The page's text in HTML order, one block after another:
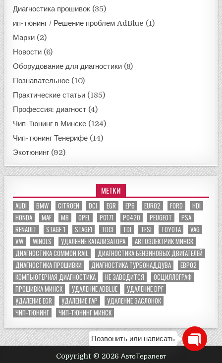
Диагностика прошивок (35)
ип-тюнинг / Решение проблем AdBlue (1)
Марки (2)
Новости (6)
Оборудование для диагностики (8)
Познавательное (10)
Практические статьи (185)
Профессия: диагност (4)
Чип-Тюнинг в Минске (124)
Чип-тюнинг Тенерифе (14)
Экотюнинг (92)
МЕТКИ
AUDI BMW CITROEN DCI EGR EP6 EURO2 FORD
HDI
HONDA
MAF MB OPEL P0171 P0420 PEUGEOT
PSA
RENAULT
STAGE-1 STAGE1 TDCI TDI TFSI TOYOTA
VAG
VW
WINOLS УДАЛЕНИЕ КАТАЛИЗАТОРА
АВТОЭЛЕКТРИК МИНСК
ДИАГНОСТИКА COMMON RAIL
ДИАГНОСТИКА БЕНЗИНОВЫХ ДВИГАТЕЛЕЙ
ДИАГНОСТИКА ПРОШИВКИ
ДИАГНОСТИКА ТУРБОНАДДУВА
ЕВРО2
КОМПЬЮТЕРНАЯ ДИАГНОСТИКА
НЕ ЗАВОДИТСЯ
ОСЦИЛЛОГРАФ
ПРОШИВКА МИНСК
УДАЛЕНИЕ ADBLUE
УДАЛЕНИЕ DPF
УДАЛЕНИЕ EGR
УДАЛЕНИЕ FAP
УДАЛЕНИЕ ЗАСЛОНОК
ЧИП-ТЮНИНГ
ЧИП-ТЮНИНГ МИНСК
Copyright © 2026 АвтоТерапевт
Позвонить или написать